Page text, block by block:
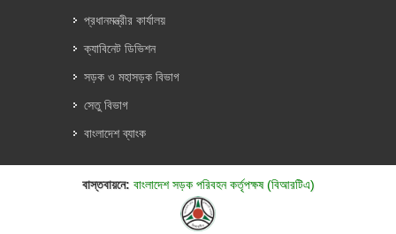
প্রধানমন্ত্রীর কার্যালয়
ক্যাবিনেট ডিভিশন
সড়ক ও মহাসড়ক বিভাগ
সেতু বিভাগ
বাংলাদেশ ব্যাংক
বাস্তবায়নে: বাংলাদেশ সড়ক পরিবহন কর্তৃপক্ষ (বিআরটিএ)